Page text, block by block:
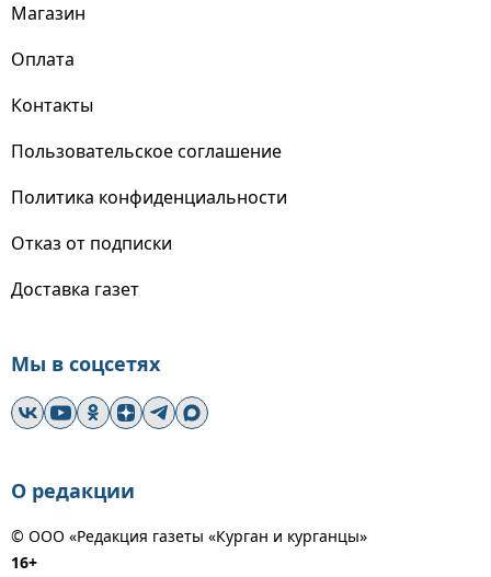
Магазин
Оплата
Контакты
Пользовательское соглашение
Политика конфиденциальности
Отказ от подписки
Доставка газет
Мы в соцсетях
О редакции
© ООО «Редакция газеты «Курган и курганцы»
16+